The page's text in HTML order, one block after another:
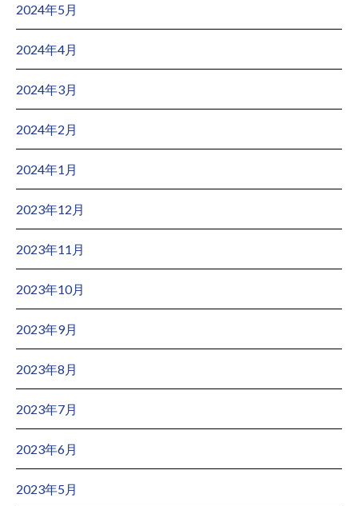
2024年5月
2024年4月
2024年3月
2024年2月
2024年1月
2023年12月
2023年11月
2023年10月
2023年9月
2023年8月
2023年7月
2023年6月
2023年5月